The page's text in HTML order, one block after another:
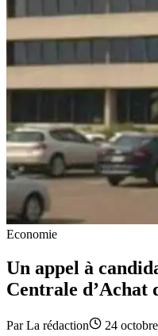
Economie
Un appel à
Centrale d’Achat
ParLa rédaction 24